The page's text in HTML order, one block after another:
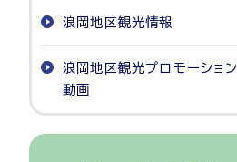
浪岡地区観光情報
浪岡地区観光プロモーション
動画